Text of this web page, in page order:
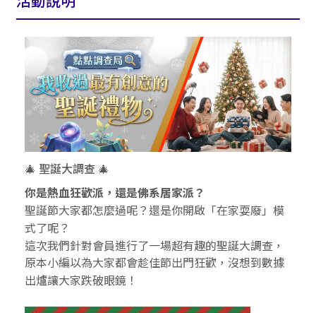
🎄 聖誕大調查 🎄
你是熱血狂歡派，還是佛系居家派？
聖誕節大家都怎麼過呢？還是你開啟「在家耍廢」模
式了呢？
這次我們針對會員進行了一場超有趣的聖誕大調查，
原本小編以為大家都會趁佳節出門狂歡，沒想到數據
出爐讓大家跌破眼鏡！